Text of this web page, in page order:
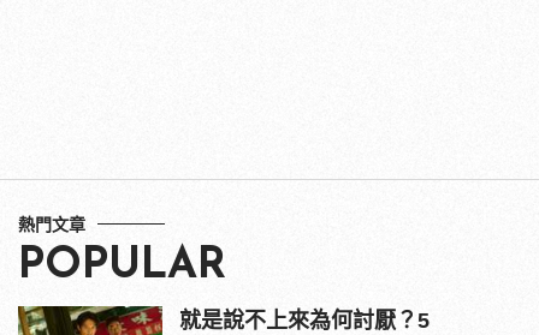
熱門文章
POPULAR
就是說不上來為何討厭？5